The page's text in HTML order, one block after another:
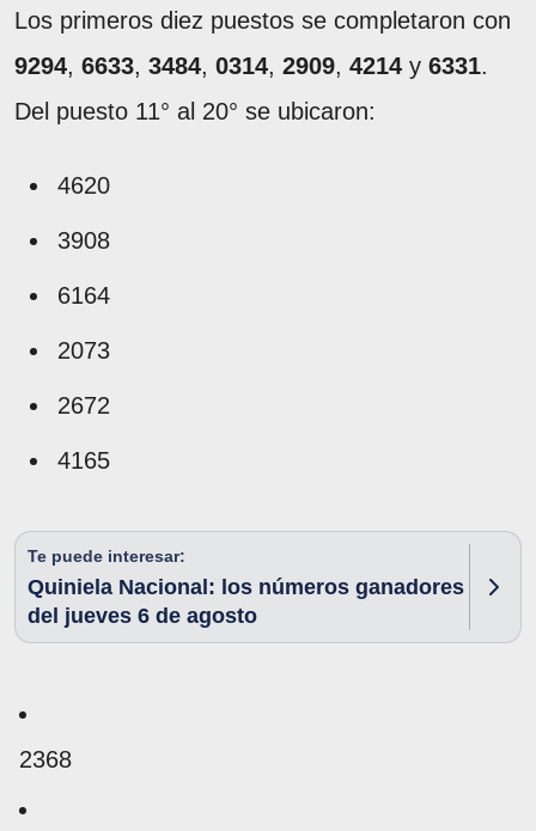
Los primeros diez puestos se completaron con
9294, 6633, 3484, 0314, 2909, 4214 y 6331.
Del puesto 11° al 20° se ubicaron:
4620
3908
6164
2073
2672
4165
Te puede interesar:
Quiniela Nacional: los números ganadores
del jueves 6 de agosto
2368